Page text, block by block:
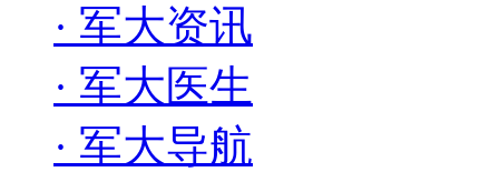
· 军大资讯
· 军大医生
· 军大导航